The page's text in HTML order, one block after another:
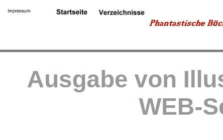
Ausgabe von
WEB-